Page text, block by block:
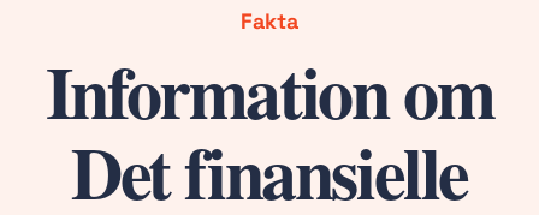
Fakta
Information om
Det finansielle